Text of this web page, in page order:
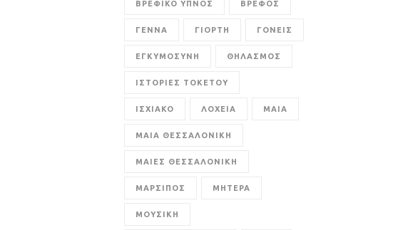
ΒΡΕΦΙΚΟ ΥΠΝΟΣ ΒΡΕΦΟΣ
ΓΕΝΝΑ ΓΙΟΡΤΗ ΓΟΝΕΙΣ
ΕΓΚΥΜΟΣΥΝΗ ΘΗΛΑΣΜΟΣ
ΙΣΤΟΡΙΕΣ ΤΟΚΕΤΟΥ
ΙΣΧΙΑΚΟ ΛΟΧΕΙΑ ΜΑΙΑ
ΜΑΙΑ ΘΕΣΣΑΛΟΝΙΚΗ
ΜΑΙΕΣ ΘΕΣΣΑΛΟΝΙΚΗ
ΜΑΡΣΙΠΟΣ ΜΗΤΕΡΑ
ΜΟΥΣΙΚΗ